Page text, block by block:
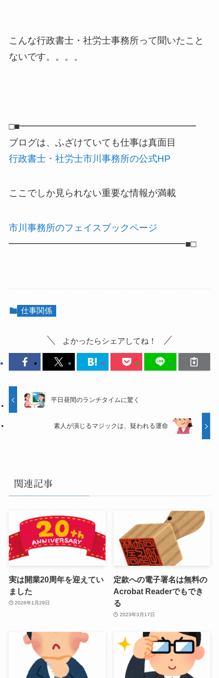
こんな行政書士・社労士事務所って聞いたこと
ないです。。。。
□■━━━━━━━━━━━━━━━━━━━
ブログは、ふざけていても仕事は真面目
行政書士・社労士市川事務所の公式HP
ここでしか見られない重要な情報が満載
市川事務所のフェイスブックページ
━━━━━━━━━━━━━━━━━━━■□
仕事関係
よかったらシェアしてね！
平日昼間のランチタイムに驚く
素人が演じるマジックは、疑われる運命
関連記事
実は開業20周年を迎えてい
ました
2026年1月29日
定款への電子署名は無料の
Acrobat Readerでもでき
る
2023年3月17日